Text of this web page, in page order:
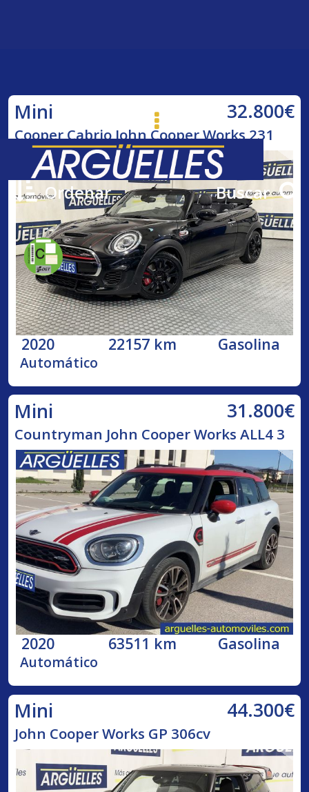
Ordenar Buscar
Mini 32.800€
Cooper Cabrio John Cooper Works 231
2020 22157 km Gasolina
Automático
Mini 31.800€
Countryman John Cooper Works ALL4 3
2020 63511 km Gasolina
Automático
Mini 44.300€
John Cooper Works GP 306cv